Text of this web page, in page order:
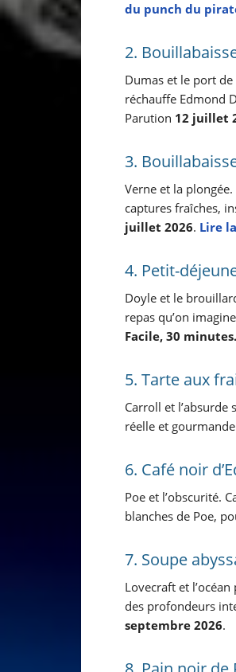
du punch du
2.
Dumas et le port
réchauffe Edmond
Parution 12 juillet
3.
Verne et la
captures fraîches,
juillet 2026. Lire
4. Petit-
Doyle et le
repas qu’on
Facile, 30 minutes.
5. Tarte aux
Carroll et l’absurde
réelle et
6. Café noir
Poe et l’obscurité.
blanches de Poe,
7. Soupe
Lovecraft et
des profondeurs
septembre 2026.